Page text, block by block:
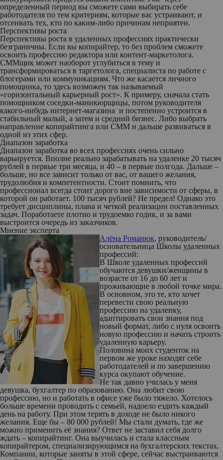
определенный период вы сможете сами выбирать себе
работодателя по тем критериям, которые вас устраивают, и
отсеивать тех, кто по каким-либо причинам неприятен.
Перспективы роста
Перспективы роста в удаленных профессиях практически
безграничны. Если вы копирайтер, то без проблем сможете
освоить профессию редактора или контент-маркетолога.
СММщик может наоборот углубиться в тему и
трансформироваться в таргетолога, специалиста по работе с
блогерами или коммуникациям. Что же касается личного
помощника, то здесь возможен так называемый
«горизонтальный карьерный рост». К примеру, сначала стать
помощником соседки-маникюрщицы, потом руководителя
какого-нибудь интернет-магазина и постепенно устроится в
стабильный малый, а затем и средний бизнес. Либо выбрать
направление копирайтинга или СММ и дальше развиваться в
одной из этих сфер.
Диапазон заработка
Диапазон заработка во всех профессиях очень сильно
варьируется. Вполне реально зарабатывать на удаленке 20 тысяч
рублей в первые три месяца, и 40 – в первые полгода. Дальше –
больше, но все зависит только от вас, от вашего желания,
трудолюбия и компетентности. Стоит помнить, что
профессионал всегда стоит дорого вне зависимости от сферы, в
которой он работает. 100 тысяч рублей? Не предел! Однако это
требует дисциплины, плана и четкой реализации поставленных
задач. Поработаете плотно и трудоемко годик, и за вами
выстроится очередь из заказчиков.
Мнение эксперта
Алёна Романюк, руководитель/
основательница Школы удаленных
профессий:
В Школе удаленных профессий
обучаются девушки/женщины в
возрасте от 16 до 60 лет и
проживающие в любой точке мира.
В основном, это те, кто хочет
перевести свою реальную
профессию на удаленку,
адаптировать свои знания под
новый формат, либо с нуля освоить
новую профессию и начать строить
удаленную карьеру.
Половина моих студенток на
первом же уроке находят себе
работодателей и по завершению
курса окупают обучение.
Не так давно училась у меня
девушка, бухгалтер по образованию. Она любит свою
профессию, но и работать в офисе уже было тяжело. Хотелось
больше времени проводить с семьей, надоело ездить каждый
день на работу. При этом терять в доходе не было никого
желания. Еще бы – 80 000 рублей! Мы стали думать, где же
можно применить её знания? Ответ не заставил себя долго
ждать – копирайтинг. Она выучилась и стала классным
копирайтером, специализирующимся на бухгалтерских текстах.
Компании, которые заняты в этой сфере, сейчас выстраиваются